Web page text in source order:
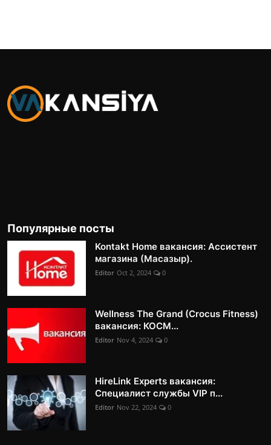
Популярные посты
Kontakt Home вакансия: Ассистент
магазина (Масазыр).
Editor Oct 2, 2024 0
Wellness The Grand (Crocus Fitness)
вакансия: КОСМ...
Editor Nov 4, 2024 0
HireLink Experts вакансия:
Специалист службы VIP п...
Editor Nov 22, 2024 0